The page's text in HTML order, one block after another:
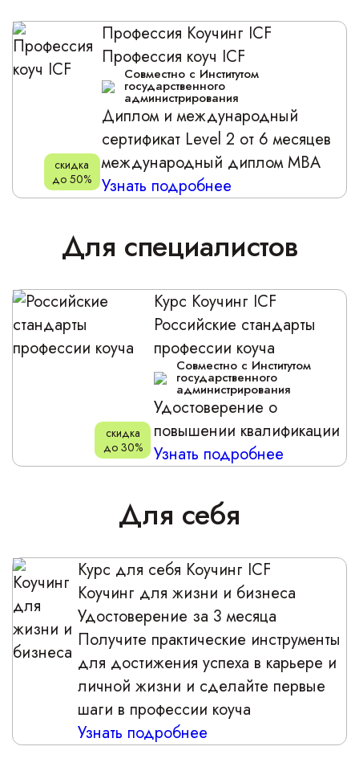
скидка
до 50%
Профессия Коучинг ICF
Профессия коуч ICF
Совместно с Институтом
государственного
администрирования
Диплом и международный
сертификат Level 2 от 6 месяцев
международный диплом MBA
Узнать подробнее
Для специалистов
скидка
до 30%
Курс Коучинг ICF
Российские стандарты
профессии коуча
Совместно с Институтом
государственного
администрирования
Удостоверение о
повышении квалификации
Узнать подробнее
Для себя
Курс для себя Коучинг ICF
Коучинг для жизни и бизнеса
Удостоверение за 3 месяца
Получите практические инструменты
для достижения успеха в карьере и
личной жизни и сделайте первые
шаги в профессии коуча
Узнать подробнее